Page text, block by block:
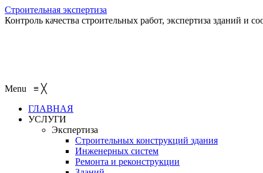
Строительная экспертиза
Контроль качества строительных работ, экспертиза зданий и
Menu ≡ ╳
ГЛАВНАЯ
УСЛУГИ
Экспертиза
Строительных конструкций здания
Инженерных систем
Ремонта и реконструкции